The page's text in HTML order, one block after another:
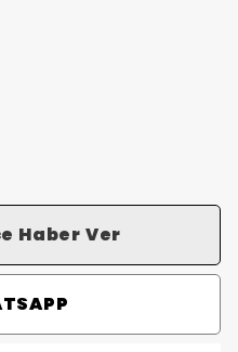
Haber Ver